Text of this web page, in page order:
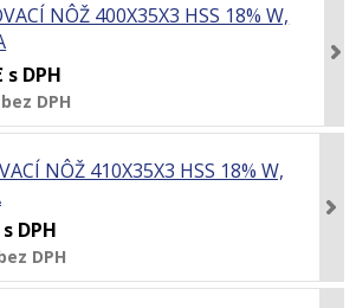
NÔŽ 400X35X3 HSS 18% W,
s DPH
bez DPH
NÔŽ 410X35X3 HSS 18% W,
s DPH
DPH